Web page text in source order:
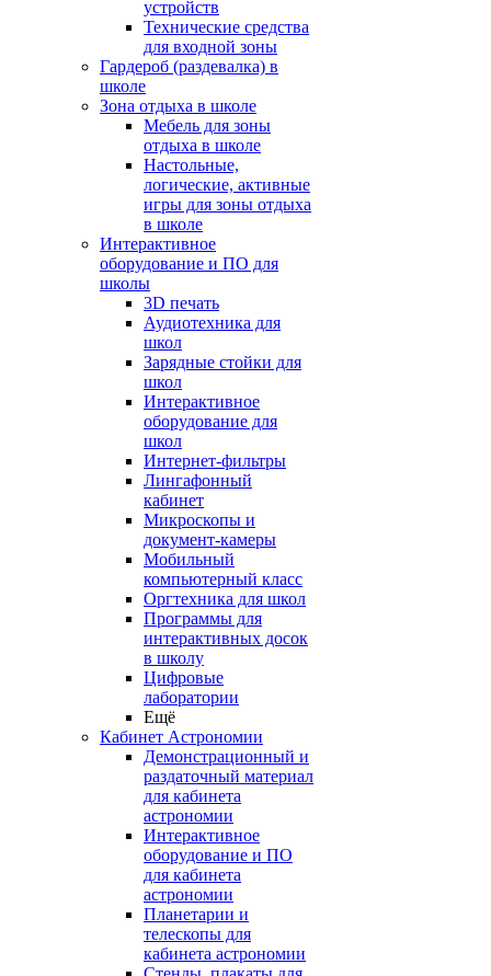
устройств
Технические средства
для входной зоны
Гардероб (раздевалка) в
школе
Зона отдыха в школе
Мебель для зоны
отдыха в школе
Настольные,
логические, активные
игры для зоны отдыха
в школе
Интерактивное
оборудование и ПО для
школы
3D печать
Аудиотехника для
школ
Зарядные стойки для
школ
Интерактивное
оборудование для
школ
Интернет-фильтры
Лингафонный
кабинет
Микроскопы и
документ-камеры
Мобильный
компьютерный класс
Оргтехника для школ
Программы для
интерактивных досок
в школу
Цифровые
лаборатории
Ещё
Кабинет Астрономии
Демонстрационный и
раздаточный материал
для кабинета
астрономии
Интерактивное
оборудование и ПО
для кабинета
астрономии
Планетарии и
телескопы для
кабинета астрономии